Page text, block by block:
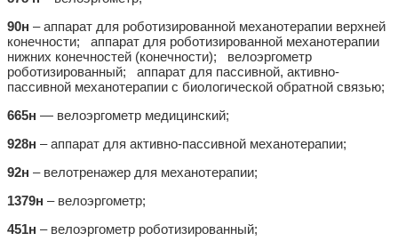
90н – аппарат для роботизированной механотерапии верхней
конечности; аппарат для роботизированной механотерапии
нижних конечностей (конечности); велоэргометр
роботизированный; аппарат для пассивной, активно-
пассивной механотерапии с биологической обратной связью;
665н — велоэргометр медицинский;
928н – аппарат для активно-пассивной механотерапии;
92н – велотренажер для механотерапии;
1379н – велоэргометр;
451н – велоэргометр роботизированный;